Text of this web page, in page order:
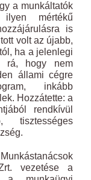
a munkáltatók
mértékű
is
volt az újabb,
ha a jelenlegi
rá, hogy nem
állami cégre
inkább
Hozzátette: a
rendkívül
tisztességes
vezetése a